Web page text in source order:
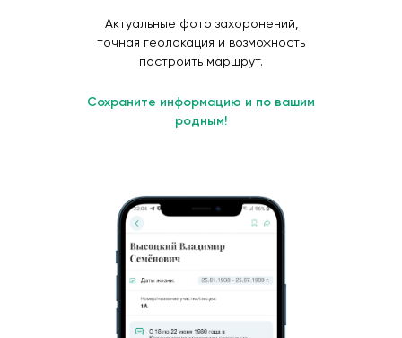
Актуальные фото захоронений,
точная геолокация и возможность
построить маршрут.
Сохраните информацию и по вашим
родным!